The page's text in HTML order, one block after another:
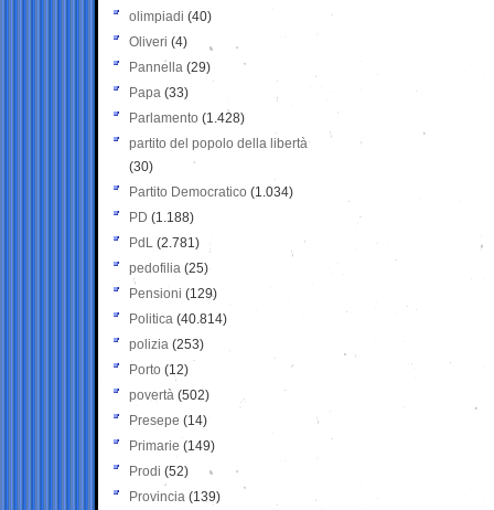
olimpiadi (40)
Oliveri (4)
Pannella (29)
Papa (33)
Parlamento (1.428)
partito del popolo della libertà
(30)
Partito Democratico (1.034)
PD (1.188)
PdL (2.781)
pedofilia (25)
Pensioni (129)
Politica (40.814)
polizia (253)
Porto (12)
povertà (502)
Presepe (14)
Primarie (149)
Prodi (52)
Provincia (139)